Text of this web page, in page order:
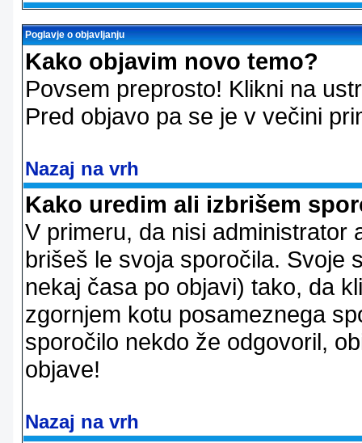
Poglavje o objavljanju
Kako objavim novo temo?
Povsem preprosto! Klikni na
Pred objavo pa se je v večini
Nazaj na vrh
Kako uredim ali izbrišem
V primeru, da nisi administrator
brišeš le svoja sporočila. Svoje
nekaj časa po objavi) tako, da
zgornjem kotu posameznega
sporočilo nekdo že odgovoril,
objave!
Nazaj na vrh